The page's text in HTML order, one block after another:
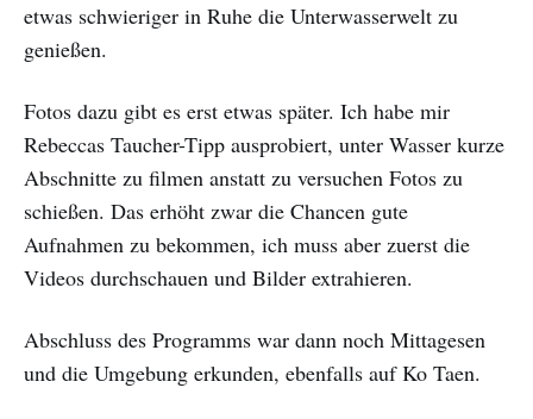
etwas schwieriger in Ruhe die Unterwasserwelt zu
genießen.
Fotos dazu gibt es erst etwas später. Ich habe mir
Rebeccas Taucher-Tipp ausprobiert, unter Wasser kurze
Abschnitte zu filmen anstatt zu versuchen Fotos zu
schießen. Das erhöht zwar die Chancen gute
Aufnahmen zu bekommen, ich muss aber zuerst die
Videos durchschauen und Bilder extrahieren.
Abschluss des Programms war dann noch Mittagesen
und die Umgebung erkunden, ebenfalls auf Ko Taen.